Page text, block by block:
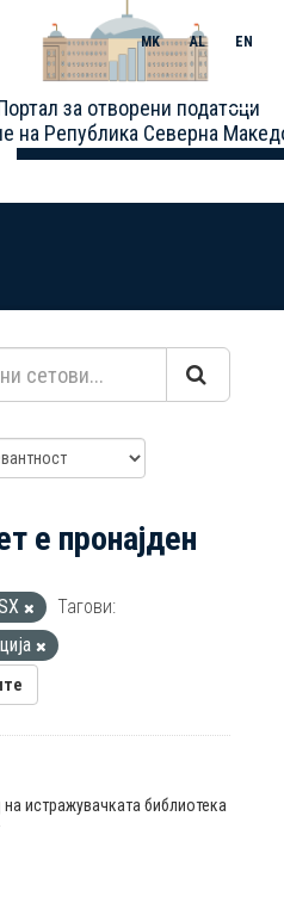
за отворени податоци
на Република Северна
MK AL EN
Toggle
е пронајден
Тагови:
истражувачката библиотека